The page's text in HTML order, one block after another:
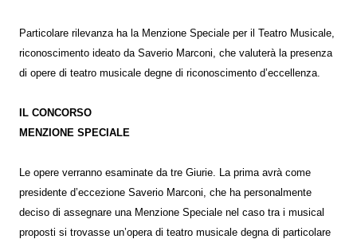
Particolare rilevanza ha la Menzione Speciale per il Teatro Musicale,
riconoscimento ideato da Saverio Marconi, che valuterà la presenza
di opere di teatro musicale degne di riconoscimento d’eccellenza.
IL CONCORSO
MENZIONE SPECIALE
Le opere verranno esaminate da tre Giurie. La prima avrà come
presidente d’eccezione Saverio Marconi, che ha personalmente
deciso di assegnare una Menzione Speciale nel caso tra i musical
proposti si trovasse un’opera di teatro musicale degna di particolare